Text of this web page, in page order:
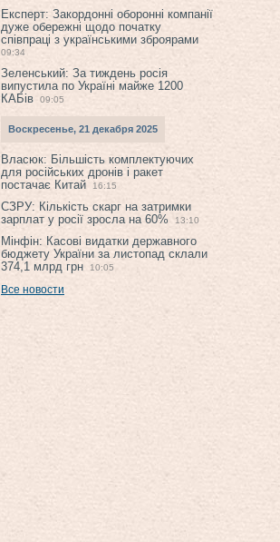
Експерт: Закордонні оборонні компанії
дуже обережні щодо початку
співпраці з українськими зброярами
09:34
Зеленський: За тиждень росія
випустила по Україні майже 1200
КАБів
09:05
Воскресенье, 21 декабря 2025
Власюк: Більшість комплектуючих
для російських дронів і ракет
постачає Китай
16:15
СЗРУ: Кількість скарг на затримки
зарплат у росії зросла на 60%
13:10
Мінфін: Касові видатки державного
бюджету України за листопад склали
374,1 млрд грн
10:05
Все новости